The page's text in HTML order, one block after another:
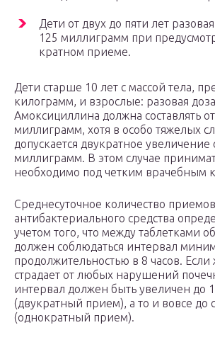
Дети от двух до пяти лет
125 миллиграмм при
кратном приеме.
Дети старше 10 лет с массой тела,
килограмм, и взрослые: разовая доза
Амоксициллина должна составлять
миллиграмм, хотя в особо тяжелых
допускается двукратное
миллиграмм. В этом случае
необходимо под четким врачебным
Среднесуточное количество приемов
антибактериального средства
учетом того, что между таблетками
должен соблюдаться интервал
продолжительностью в 8 часов. Если
страдает от любых нарушений
интервал должен быть увеличен до
(двукратный прием), а то и вовсе до
(однократный прием).